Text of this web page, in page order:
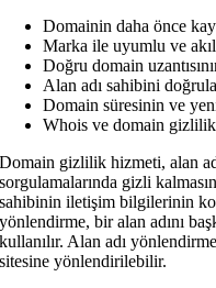
Domainin daha önce
Marka ile uyumlu ve
Doğru domain
Alan adı sahibini
Domain süresinin ve
Whois ve domain gizlilik
Domain gizlilik hizmeti, alan
sorgulamalarında gizli
sahibinin iletişim bilgilerinin
yönlendirme, bir alan adını
kullanılır. Alan adı
sitesine yönlendirilebilir.